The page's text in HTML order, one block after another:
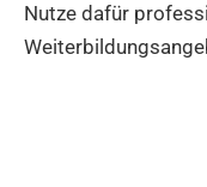
Nutze dafür